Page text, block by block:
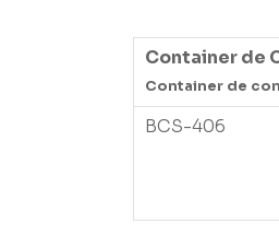
Container de
Container de
BCS-406